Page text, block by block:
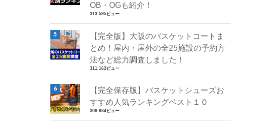
OB・OGも紹介！
313,595ビュー
【完全版】大阪のバスケットコートま
とめ！屋内・屋外の全25施設の予約方
法など総力調査しました！
311,163ビュー
【完全保存版】バスケットシューズお
すすめ人気ランキングベスト１０
306,884ビュー